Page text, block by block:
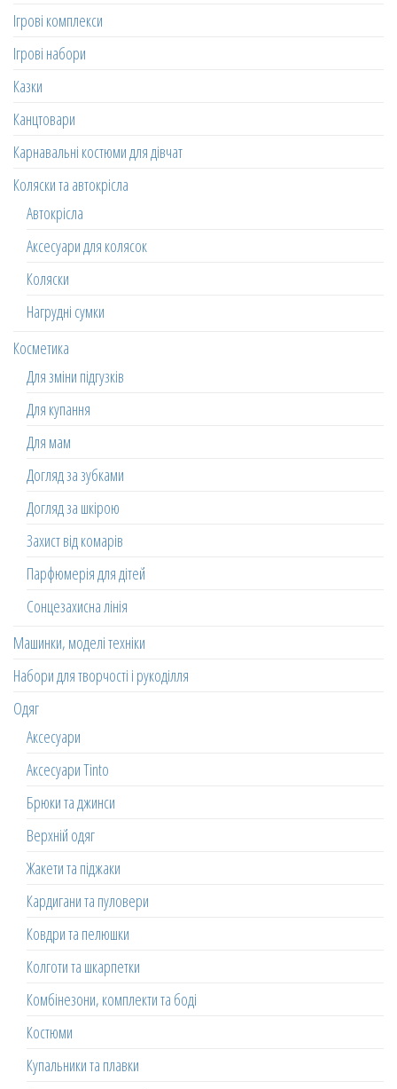
Ігрові комплекси
Ігрові набори
Казки
Канцтовари
Карнавальні костюми для дівчат
Коляски та автокрісла
Автокрісла
Аксесуари для колясок
Коляски
Нагрудні сумки
Косметика
Для зміни підгузків
Для купання
Для мам
Догляд за зубками
Догляд за шкірою
Захист від комарів
Парфюмерія для дітей
Сонцезахисна лінія
Машинки, моделі техніки
Набори для творчості і рукоділля
Одяг
Аксесуари
Аксесуари Tinto
Брюки та джинси
Верхній одяг
Жакети та піджаки
Кардигани та пуловери
Ковдри та пелюшки
Колготи та шкарпетки
Комбінезони, комплекти та боді
Костюми
Купальники та плавки